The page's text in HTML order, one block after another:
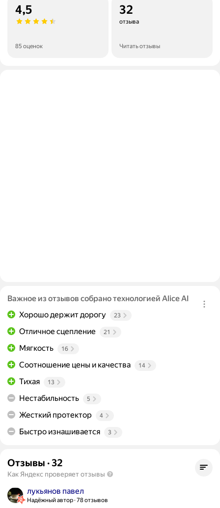
4,5
85 оценок
32
отзыва
Читать отзывы
Важное из отзывов собрано технологией Alice AI
Хорошо держит дорогу
23
Отличное сцепление 21
Мягкость 16
Соотношение цены и качества 14
Тихая 13
Нестабильность 5
Жесткий протектор 4
Быстро изнашивается 3
Отзывы · 32
Как Яндекс проверяет отзывы
лукьянов павел
Надёжный автор 78 отзывов